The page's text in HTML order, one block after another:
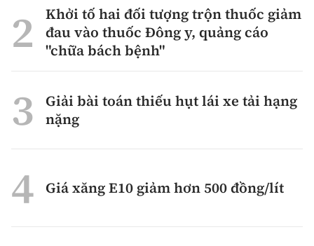
Khởi tố hai đối tượng trộn thuốc giảm
đau vào thuốc Đông y, quảng cáo
"chữa bách bệnh"
Giải bài toán thiếu hụt lái xe tải hạng
nặng
Giá xăng E10 giảm hơn 500 đồng/lít